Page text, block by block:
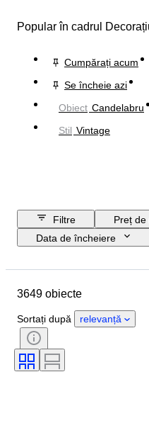
Popular în cadrul
Cumpărați acum
Se încheie azi
Obiect Candelabru
Stil Vintage
Filtre
Preț de
Data de încheiere
Țara de Proveniență
Stare
Certificare
Semnătură
Mișcarea ceasului
3649 obiecte
Sortați după relevanță